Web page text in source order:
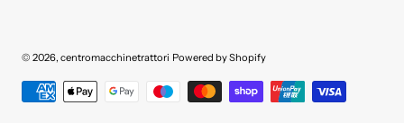
© 2026, centromacchinetrattori Powered by Shopify
Metodi di pagamento